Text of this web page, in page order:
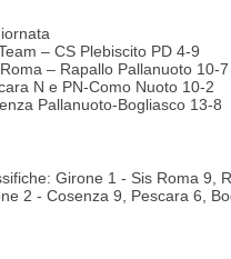
– CS Plebiscito PD 4-9
– Rapallo Pallanuoto 10-7
N e PN-Como Nuoto 10-2
Pallanuoto-Bogliasco 13-8
Girone 1 - Sis Roma 9,
2 - Cosenza 9, Pescara 6,